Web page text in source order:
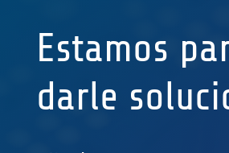
Estamos
darle